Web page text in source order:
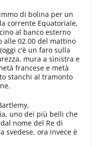
di bolina per un
corrente Equatoriale,
al banco esterno
alle 02.00 del mattino
c’è un faro sulla
mura a sinistra e
francese e metà
stanchi al tramonto
uno dei più belli che
no­me del Re di
svedese, ora invece è